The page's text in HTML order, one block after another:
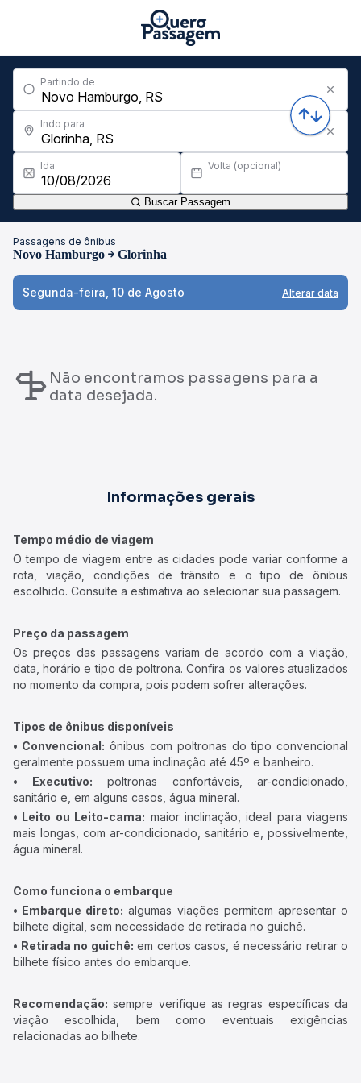
Partindo de
Indo para
Ida Volta (opcional)
Buscar Passagem
Passagens de ônibus
Novo Hamburgo Glorinha
Segunda-feira, 10 de Agosto Alterar data
Não encontramos passagens para a
data desejada.
Informações gerais
Tempo médio de viagem
O tempo de viagem entre as cidades pode variar conforme a
rota, viação, condições de trânsito e o tipo de ônibus
escolhido. Consulte a estimativa ao selecionar sua passagem.
Preço da passagem
Os preços das passagens variam de acordo com a viação,
data, horário e tipo de poltrona. Confira os valores atualizados
no momento da compra, pois podem sofrer alterações.
Tipos de ônibus disponíveis
• Convencional: ônibus com poltronas do tipo convencional
geralmente possuem uma inclinação até 45º e banheiro.
• Executivo: poltronas confortáveis, ar-condicionado,
sanitário e, em alguns casos, água mineral.
• Leito ou Leito-cama: maior inclinação, ideal para viagens
mais longas, com ar-condicionado, sanitário e, possivelmente,
água mineral.
Como funciona o embarque
• Embarque direto: algumas viações permitem apresentar o
bilhete digital, sem necessidade de retirada no guichê.
• Retirada no guichê: em certos casos, é necessário retirar o
bilhete físico antes do embarque.
Recomendação: sempre verifique as regras específicas da
viação escolhida, bem como eventuais exigências
relacionadas ao bilhete.